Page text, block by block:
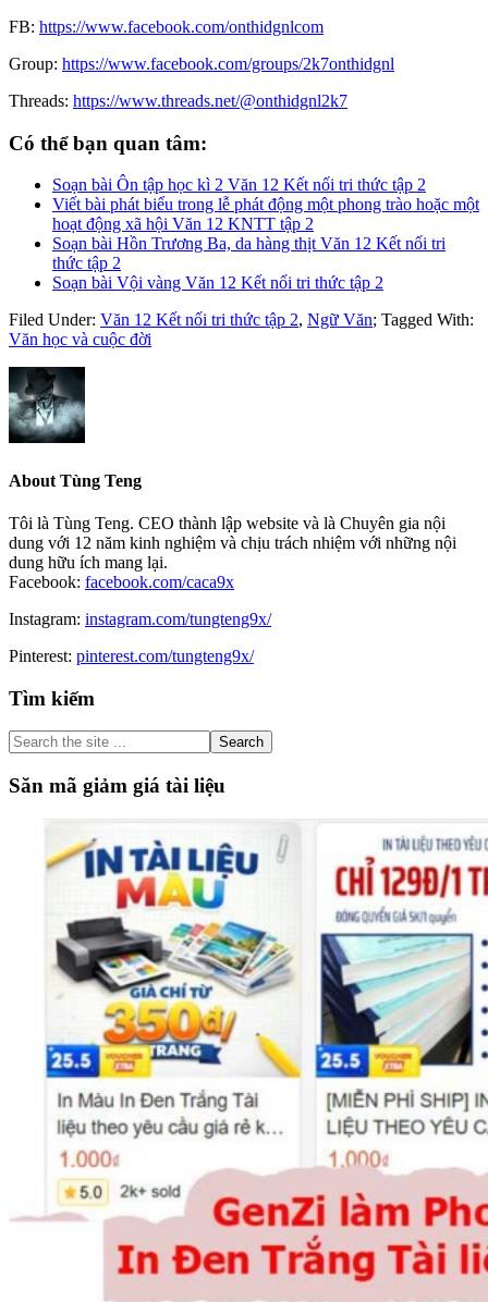
FB: https://www.facebook.com/onthidgnlcom
Group: https://www.facebook.com/groups/2k7onthidgnl
Threads: https://www.threads.net/@onthidgnl2k7
Có thể bạn quan tâm:
Soạn bài Ôn tập học kì 2 Văn 12 Kết nối tri thức tập 2
Viết bài phát biểu trong lễ phát động một phong trào hoặc một
hoạt động xã hội Văn 12 KNTT tập 2
Soạn bài Hồn Trương Ba, da hàng thịt Văn 12 Kết nối tri
thức tập 2
Soạn bài Vội vàng Văn 12 Kết nối tri thức tập 2
Filed Under: Văn 12 Kết nối tri thức tập 2, Ngữ Văn; Tagged With:
Văn học và cuộc đời
About Tùng Teng
Tôi là Tùng Teng. CEO thành lập website và là Chuyên gia nội
dung với 12 năm kinh nghiệm và chịu trách nhiệm với những nội
dung hữu ích mang lại.
Facebook: facebook.com/caca9x
Instagram: instagram.com/tungteng9x/
Pinterest: pinterest.com/tungteng9x/
Primary
Sidebar
Tìm kiếm
Search
the
site
...
Săn mã giảm giá tài liệu